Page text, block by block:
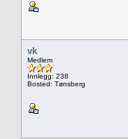
vk
Medlem
Innlegg: 238
Bosted: Tønsberg